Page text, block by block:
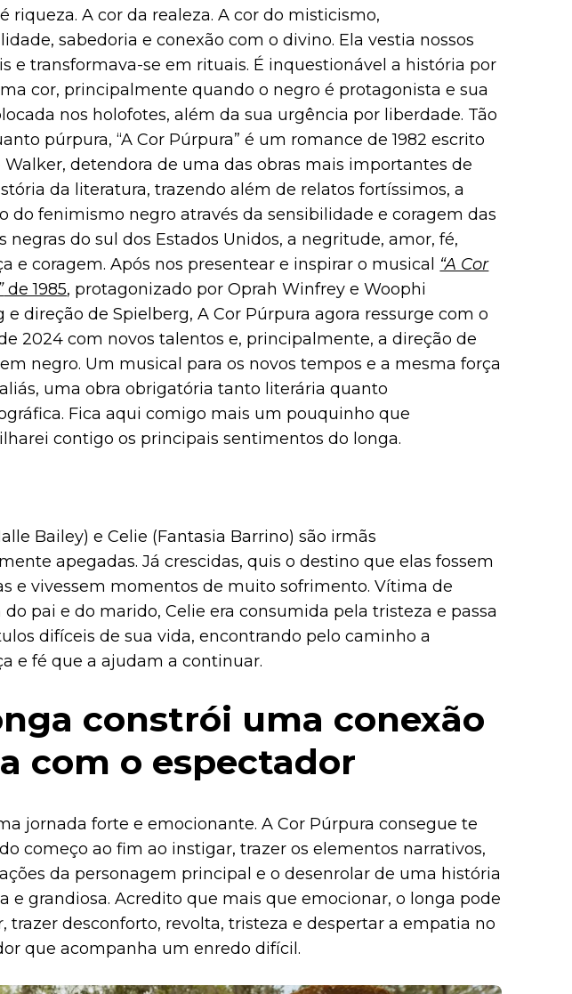
riqueza. A cor da realeza. A cor do misticismo,
sabedoria e conexão com o divino. Ela vestia nossos
e transformava-se em rituais. É inquestionável a história por
cor, principalmente quando o negro é protagonista e sua
nos holofotes, além da sua urgência por liberdade. Tão
púrpura, “A Cor Púrpura” é um romance de 1982 escrito
Walker, detendora de uma das obras mais importantes de
da literatura, trazendo além de relatos fortíssimos, a
do fenimismo negro através da sensibilidade e coragem das
negras do sul dos Estados Unidos, a negritude, amor, fé,
e coragem. Após nos presentear e inspirar o musical “A Cor
de 1985, protagonizado por Oprah Winfrey e Woophi
e direção de Spielberg, A Cor Púrpura agora ressurge com o
2024 com novos talentos e, principalmente, a direção de
negro. Um musical para os novos tempos e a mesma força
uma obra obrigatória tanto literária quanto
Fica aqui comigo mais um pouquinho que
contigo os principais sentimentos do longa.
Bailey) e Celie (Fantasia Barrino) são irmãs
apegadas. Já crescidas, quis o destino que elas fossem
e vivessem momentos de muito sofrimento. Vítima de
do pai e do marido, Celie era consumida pela tristeza e passa
difíceis de sua vida, encontrando pelo caminho a
e fé que a ajudam a continuar.
constrói uma conexão
com o espectador
jornada forte e emocionante. A Cor Púrpura consegue te
começo ao fim ao instigar, trazer os elementos narrativos,
da personagem principal e o desenrolar de uma história
e grandiosa. Acredito que mais que emocionar, o longa pode
trazer desconforto, revolta, tristeza e despertar a empatia no
que acompanha um enredo difícil.